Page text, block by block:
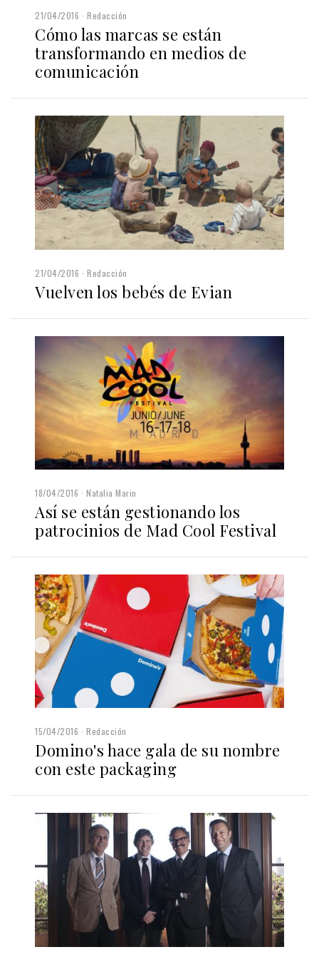
21/04/2016 Redacción
Cómo las marcas se están
transformando en medios de
comunicación
21/04/2016 Redacción
Vuelven los bebés de Evian
18/04/2016 Natalia Marin
Así se están gestionando los
patrocinios de Mad Cool Festival
15/04/2016 Redacción
Domino's hace gala de su nombre
con este packaging